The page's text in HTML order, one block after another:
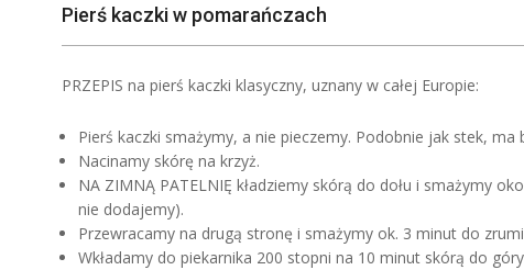
Pierś kaczki w pomarańczach
PRZEPIS na pierś kaczki klasyczny, uznany w całej Europie:
Pierś kaczki smażymy, a nie pieczemy. Podobnie jak stek,
Nacinamy skórę na krzyż.
NA ZIMNĄ PATELNIĘ kładziemy skórą do dołu i smażymy
nie dodajemy).
Przewracamy na drugą stronę i smażymy ok. 3 minut do
Wkładamy do piekarnika 200 stopni na 10 minut skórą do